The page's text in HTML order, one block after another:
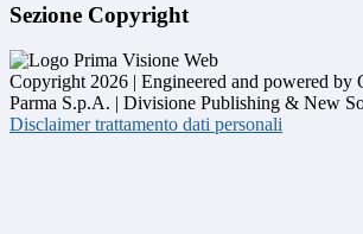
Sezione Copyright
Copyright 2026 | Engineered and powered by
Parma S.p.A. | Divisione Publishing & New
Disclaimer trattamento dati personali